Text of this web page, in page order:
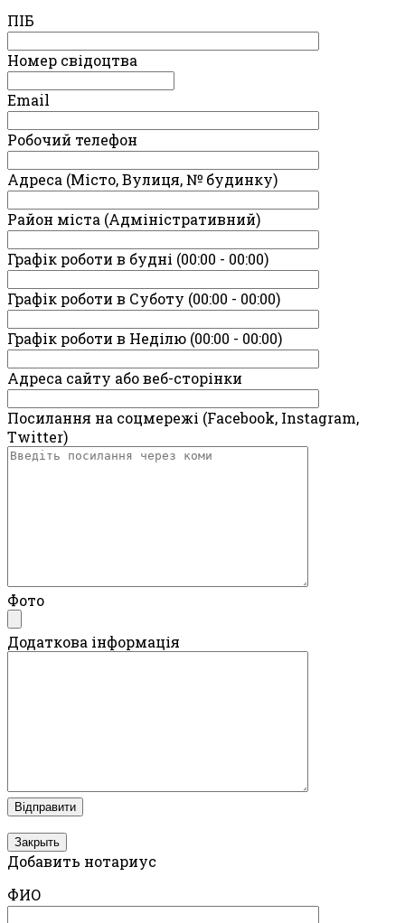
ПIБ
Номер свідоцтва
Email
Робочий телефон
Адреса (Місто, Вулиця, № будинку)
Район міста (Адміністративний)
Графік роботи в будні (00:00 - 00:00)
Графік роботи в Суботу (00:00 - 00:00)
Графік роботи в Неділю (00:00 - 00:00)
Адреса сайту або веб-сторінки
Посилання на соцмережі (Facebook, Instagram,
Twitter)
Фото
Додаткова інформація
Закрыть
Добавить нотариус
ФИО